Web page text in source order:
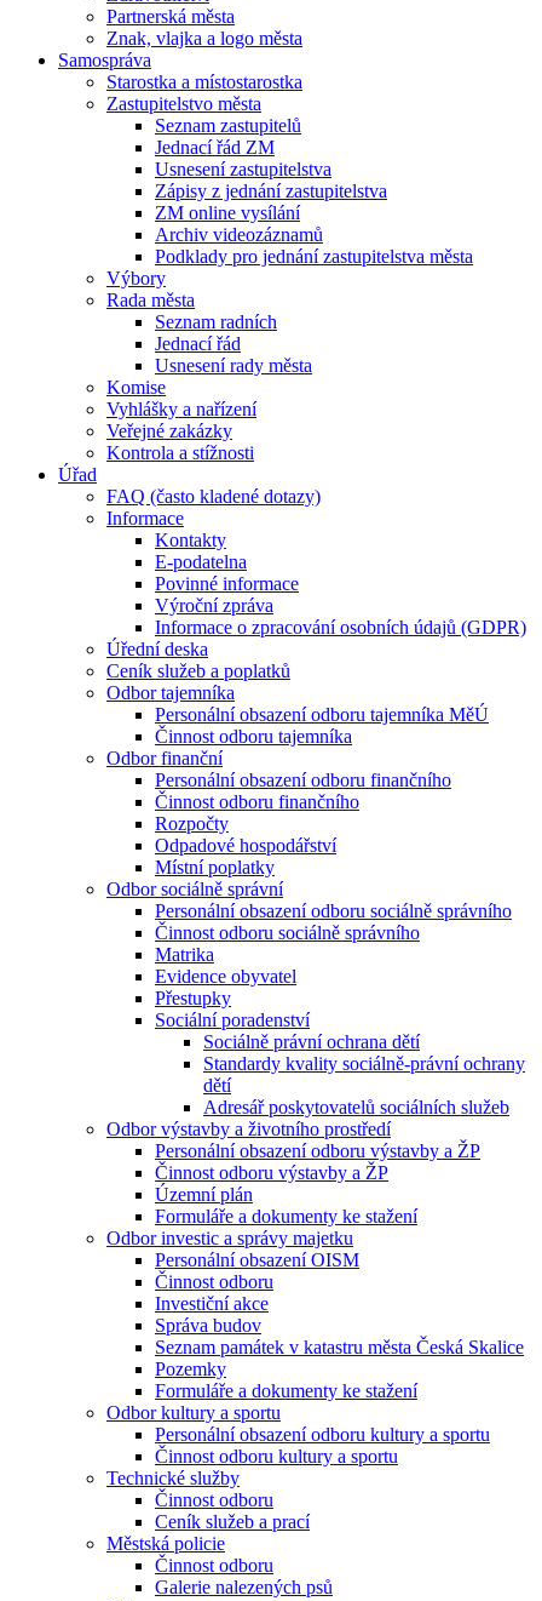
Partnerská města
Znak, vlajka a logo města
Samospráva
Starostka a místostarostka
Zastupitelstvo města
Seznam zastupitelů
Jednací řád ZM
Usnesení zastupitelstva
Zápisy z jednání zastupitelstva
ZM online vysílání
Archiv videozáznamů
Podklady pro jednání zastupitelstva města
Výbory
Rada města
Seznam radních
Jednací řád
Usnesení rady města
Komise
Vyhlášky a nařízení
Veřejné zakázky
Kontrola a stížnosti
Úřad
FAQ (často kladené dotazy)
Informace
Kontakty
E-podatelna
Povinné informace
Výroční zpráva
Informace o zpracování osobních údajů (GDPR)
Úřední deska
Ceník služeb a poplatků
Odbor tajemníka
Personální obsazení odboru tajemníka MěÚ
Činnost odboru tajemníka
Odbor finanční
Personální obsazení odboru finančního
Činnost odboru finančního
Rozpočty
Odpadové hospodářství
Místní poplatky
Odbor sociálně správní
Personální obsazení odboru sociálně správního
Činnost odboru sociálně správního
Matrika
Evidence obyvatel
Přestupky
Sociální poradenství
Sociálně právní ochrana dětí
Standardy kvality sociálně-právní ochrany
dětí
Adresář poskytovatelů sociálních služeb
Odbor výstavby a životního prostředí
Personální obsazení odboru výstavby a ŽP
Činnost odboru výstavby a ŽP
Územní plán
Formuláře a dokumenty ke stažení
Odbor investic a správy majetku
Personální obsazení OISM
Činnost odboru
Investiční akce
Správa budov
Seznam památek v katastru města Česká Skalice
Pozemky
Formuláře a dokumenty ke stažení
Odbor kultury a sportu
Personální obsazení odboru kultury a sportu
Činnost odboru kultury a sportu
Technické služby
Činnost odboru
Ceník služeb a prací
Městská policie
Činnost odboru
Galerie nalezených psů